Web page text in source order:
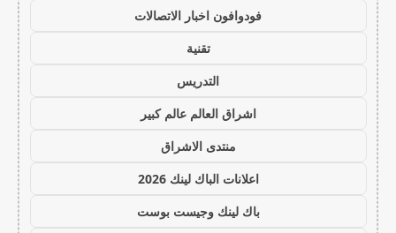
فودوافون اخبار الاتصالات
تقنية
التدريس
اشراق العالم عالم كبير
منتدى الاشراق
اعلانات الباك لينك 2026
باك لينك وجيست بوست